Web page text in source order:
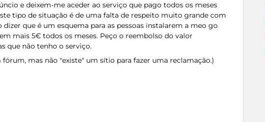
e deixem-me aceder ao serviço que pago todos os meses
tipo de situação é de uma falta de respeito muito grande com
dizer que é um esquema para as pessoas instalarem a meo go
mais 5€ todos os meses. Peço o reembolso do valor
que não tenho o serviço.
fórum, mas não "existe" um sítio para fazer uma reclamação.)